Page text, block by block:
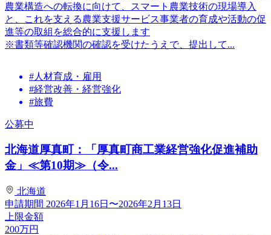
農業構造への転換に向けて、スマート農業技術の現場導入
と、これを支える農業支援サービス事業者の育成や活動の促
進等の取組を総合的に支援します
※書類等確認機関の確認を受けたうえで、提出して...
#人材育成・雇用
#経営改善・経営強化
#旅費
公募中
北海道厚真町：「厚真町商工業経営強化促進補助
金」≪第10期≫（令...
北海道
申請期間 2026年1月16日〜2026年2月13日
上限金額
200万円